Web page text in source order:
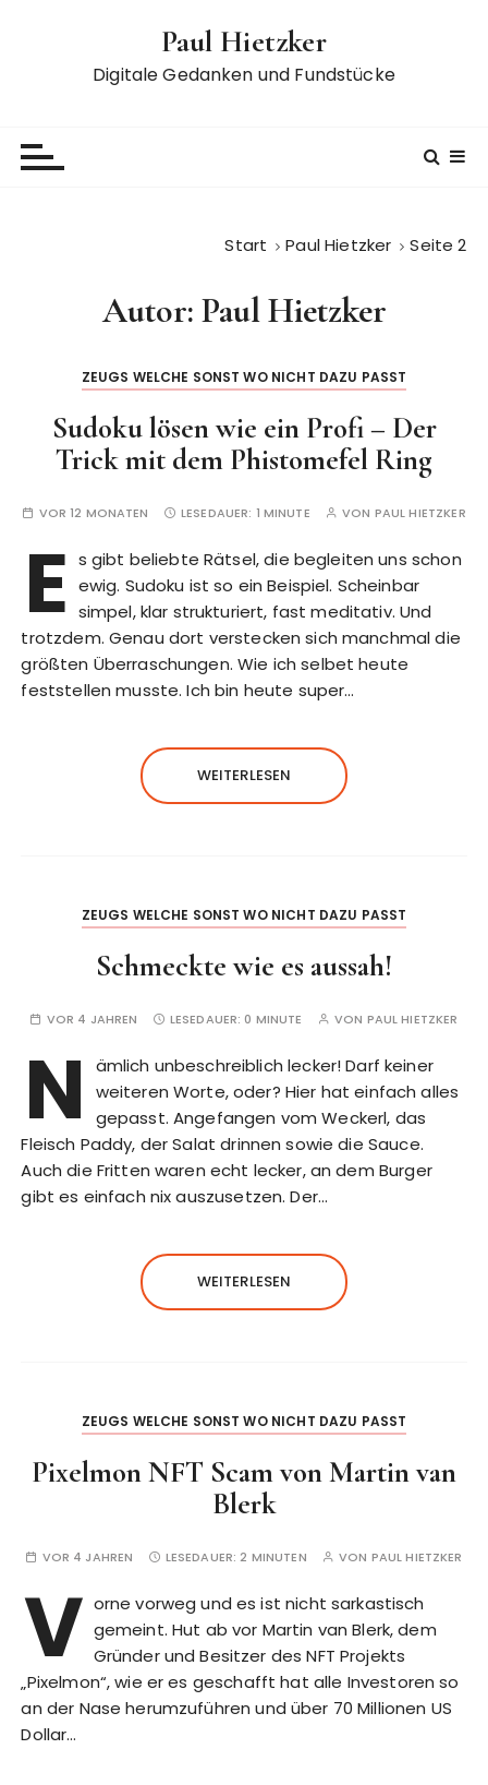
Paul Hietzker
Digitale Gedanken und Fundstücke
Start Paul Hietzker Seite 2
Autor: Paul Hietzker
ZEUGS WELCHE SONST WO NICHT DAZU PASST
Sudoku lösen wie ein Profi – Der
Trick mit dem Phistomefel Ring
VOR 12 MONATEN LESEDAUER: 1 MINUTE VON PAUL HIETZKER
E s gibt beliebte Rätsel, die begleiten uns schon
ewig. Sudoku ist so ein Beispiel. Scheinbar
simpel, klar strukturiert, fast meditativ. Und
trotzdem. Genau dort verstecken sich manchmal die
größten Überraschungen. Wie ich selbet heute
feststellen musste. Ich bin heute super…
WEITERLESEN
ZEUGS WELCHE SONST WO NICHT DAZU PASST
Schmeckte wie es aussah!
VOR 4 JAHREN LESEDAUER: 0 MINUTE VON PAUL HIETZKER
N
ämlich unbeschreiblich lecker! Darf keiner
weiteren Worte, oder? Hier hat einfach alles
gepasst. Angefangen vom Weckerl, das
Fleisch Paddy, der Salat drinnen sowie die Sauce.
Auch die Fritten waren echt lecker, an dem Burger
gibt es einfach nix auszusetzen. Der…
WEITERLESEN
ZEUGS WELCHE SONST WO NICHT DAZU PASST
Pixelmon NFT Scam von Martin van
Blerk
VOR 4 JAHREN LESEDAUER:2 MINUTEN VON PAUL HIETZKER
V orne vorweg und es ist nicht sarkastisch
gemeint. Hut ab vor Martin van Blerk, dem
Gründer und Besitzer des NFT Projekts
„Pixelmon“, wie er es geschafft hat alle Investoren so
an der Nase herumzuführen und über 70 Millionen US
Dollar…